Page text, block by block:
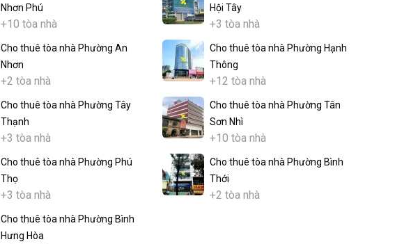
Nhơn Phú
+10 tòa nhà
Hội Tây
+3 tòa nhà
Cho thuê tòa nhà Phường An
Nhơn
+2 tòa nhà
Cho thuê tòa nhà Phường Hạnh
Thông
+12 tòa nhà
Cho thuê tòa nhà Phường Tây
Thạnh
+3 tòa nhà
Cho thuê tòa nhà Phường Tân
Sơn Nhì
+10 tòa nhà
Cho thuê tòa nhà Phường Phú
Thọ
+3 tòa nhà
Cho thuê tòa nhà Phường Bình
Thới
+2 tòa nhà
Cho thuê tòa nhà Phường Bình
Hưng Hòa